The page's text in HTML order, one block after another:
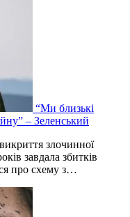
“Ми близькі
– Зеленський
злочинної
завдала збитків
про схему з…